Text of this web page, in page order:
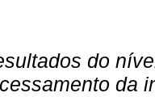
do
da